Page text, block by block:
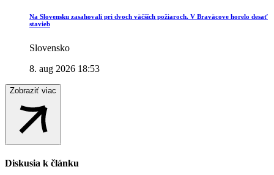
Na Slovensku zasahovali pri dvoch väčších požiaroch. V Braväcove horelo desať
stavieb
Slovensko
8. aug 2026 18:53
Zobraziť viac
Diskusia k článku